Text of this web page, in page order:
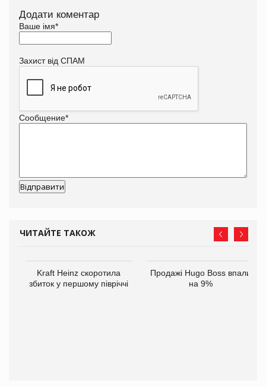
Додати коментар
Ваше імя*
Захист від СПАМ
Сообщение*
ЧИТАЙТЕ ТАКОЖ
Kraft Heinz скоротила
збиток у першому півріччі
Продажі Hugo Boss впали
на 9%